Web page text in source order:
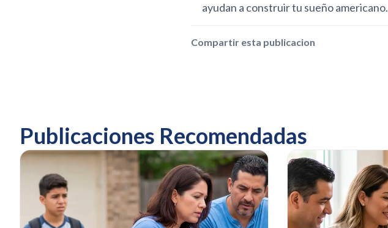
ayudan a construir tu sueño americano.
Compartir esta publicacion
Publicaciones Recomendadas